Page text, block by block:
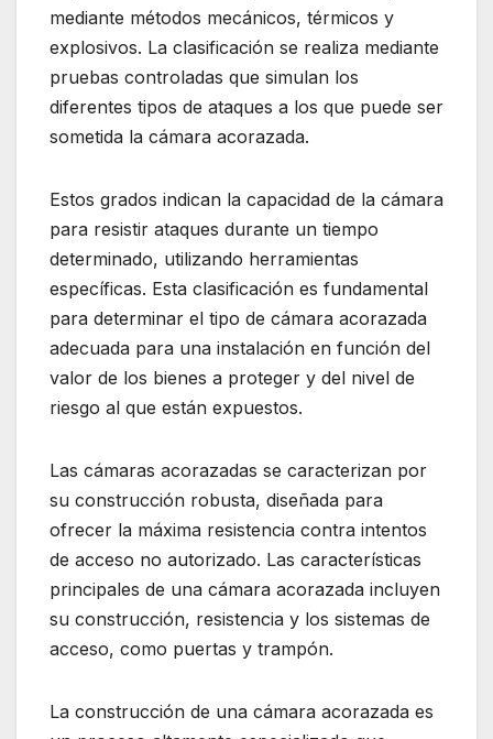
mediante métodos mecánicos, térmicos y
explosivos. La clasificación se realiza mediante
pruebas controladas que simulan los
diferentes tipos de ataques a los que puede ser
sometida la cámara acorazada.
Estos grados indican la capacidad de la cámara
para resistir ataques durante un tiempo
determinado, utilizando herramientas
específicas. Esta clasificación es fundamental
para determinar el tipo de cámara acorazada
adecuada para una instalación en función del
valor de los bienes a proteger y del nivel de
riesgo al que están expuestos.
Las cámaras acorazadas se caracterizan por
su construcción robusta, diseñada para
ofrecer la máxima resistencia contra intentos
de acceso no autorizado. Las características
principales de una cámara acorazada incluyen
su construcción, resistencia y los sistemas de
acceso, como puertas y trampón.
La construcción de una cámara acorazada es